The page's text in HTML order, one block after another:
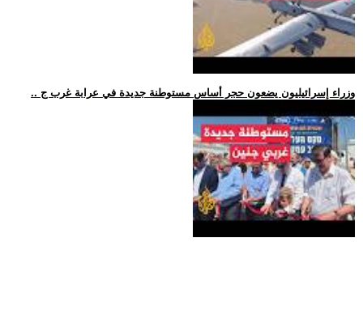
.. وزراء إسرائيليون يضعون حجر أساس مستوطنة جديدة في عرابة غرب ج